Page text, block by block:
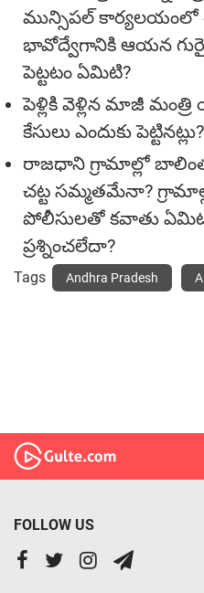
మున్సిపల్ కార్యలయంలో
భావోద్వేగానికి ఆయన
పెట్టటం ఏమిటి?
పెళ్లికి వెళ్లిన మాజీ
కేసులు ఎందుకు పెట్టినట్లు?
రాజధాని గ్రామాల్లో
చట్ట సమ్మతమేనా?
పోలీసులతో కవాతు
ప్రశ్నించలేదా?
Tags Andhra Pradesh
FOLLOW US